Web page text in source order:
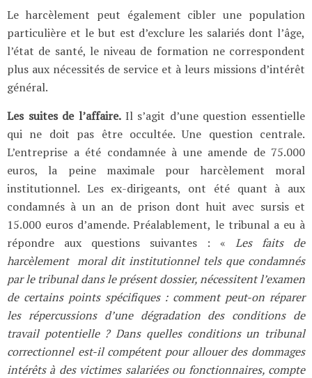
Le harcèlement peut également cibler une population
particulière et le but est d’exclure les salariés dont l’âge,
l’état de santé, le niveau de formation ne correspondent
plus aux nécessités de service et à leurs missions d’intérêt
général.
Les suites de l’affaire. Il s’agit d’une question essentielle
qui ne doit pas être occultée. Une question centrale.
L’entreprise a été condamnée à une amende de 75.000
euros, la peine maximale pour harcèlement moral
institutionnel. Les ex-dirigeants, ont été quant à aux
condamnés à un an de prison dont huit avec sursis et
15.000 euros d’amende. Préalablement, le tribunal a eu à
répondre aux questions suivantes : « Les faits de
harcèlement moral dit institutionnel tels que condamnés
par le tribunal dans le présent dossier, nécessitent l’examen
de certains points spécifiques : comment peut-on réparer
les répercussions d’une dégradation des conditions de
travail potentielle ? Dans quelles conditions un tribunal
correctionnel est-il compétent pour allouer des dommages
intérêts à des victimes salariées ou fonctionnaires, compte